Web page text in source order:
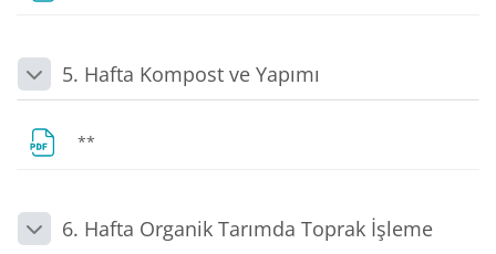
Daralt5. Hafta Kompost ve Yapımı
**
Daralt6. Hafta Organik Tarımda Toprak İşleme